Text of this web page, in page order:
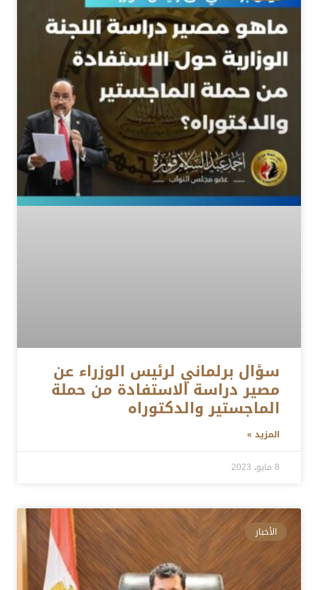
سؤال برلماني لرئيس الوزراء عن
مصير دراسة الاستفادة من حملة
الماجستير والدكتوراه
المزيد »
8 مايو، 2023
الأخبار